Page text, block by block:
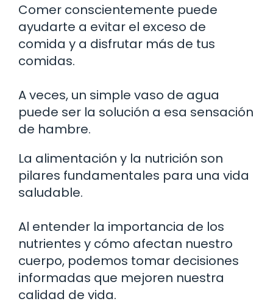
Comer conscientemente puede
ayudarte a evitar el exceso de
comida y a disfrutar más de tus
comidas.
A veces, un simple vaso de agua
puede ser la solución a esa sensación
de hambre.
La alimentación y la nutrición son
pilares fundamentales para una vida
saludable.
Al entender la importancia de los
nutrientes y cómo afectan nuestro
cuerpo, podemos tomar decisiones
informadas que mejoren nuestra
calidad de vida.